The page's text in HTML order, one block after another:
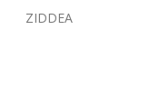
ZIDDEA